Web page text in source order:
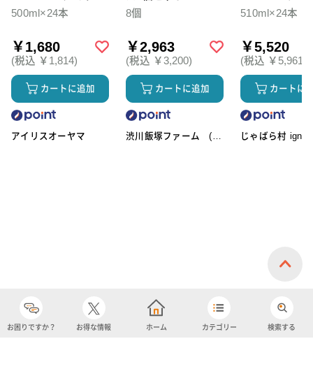
500ml×24本
￥1,680
(税込 ￥1,814)
カートに追加
アイリスオーヤマ
8個
￥2,963
(税込 ￥3,200)
カートに追加
渋川飯塚ファーム (ア
本入
510ml×24本
￥5,520
(税込 ￥5,961)
カートに
じゃばら村
お困りですか？ お得な情報 ホーム カテゴリー 検索する